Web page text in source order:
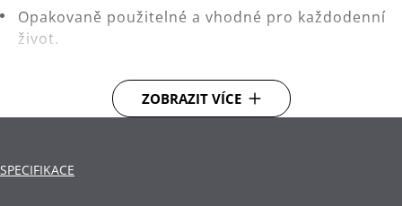
Opakovaně použitelné a vhodné pro každodenní
život.
ZOBRAZIT VÍCE
SPECIFIKACE